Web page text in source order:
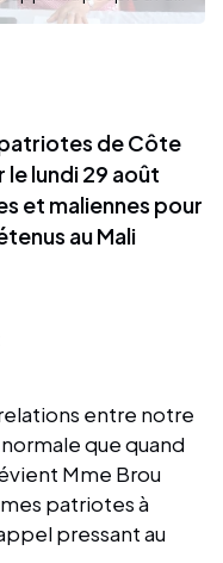
de Côte
le lundi 29 août
et maliennes pour
au Mali
entre notre
que quand
Mme Brou
patriotes à
pressant au